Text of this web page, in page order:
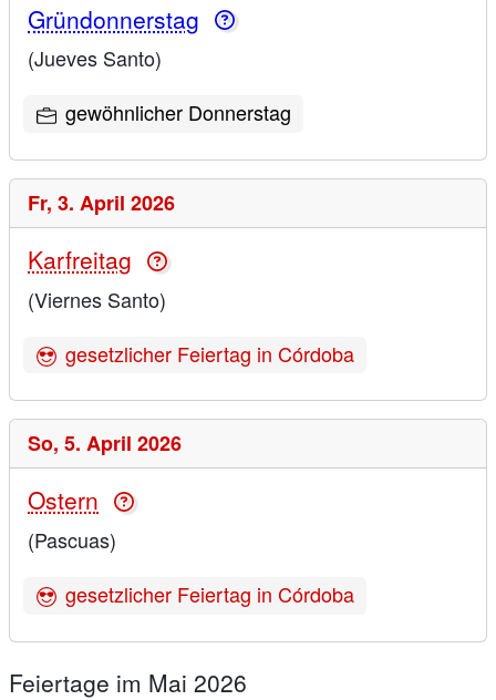
Gründonnerstag
(Jueves Santo)
gewöhnlicher Donnerstag
Fr, 3. April 2026
Karfreitag
(Viernes Santo)
gesetzlicher Feiertag in Córdoba
So, 5. April 2026
Ostern
(Pascuas)
gesetzlicher Feiertag in Córdoba
Feiertage im Mai 2026